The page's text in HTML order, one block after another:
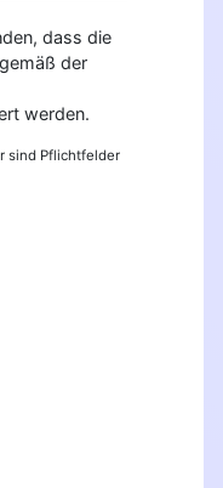
dass die
der
werden.
sind Pflichtfelder